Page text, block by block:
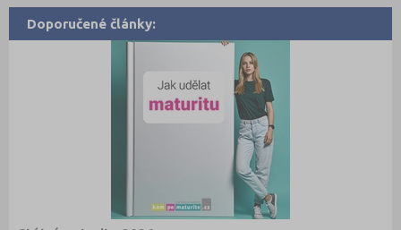
Doporučené články: